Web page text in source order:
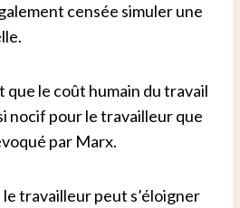
censée simuler une
le coût humain du travail
nocif pour le travailleur que
par Marx.
le travailleur peut s’éloigner